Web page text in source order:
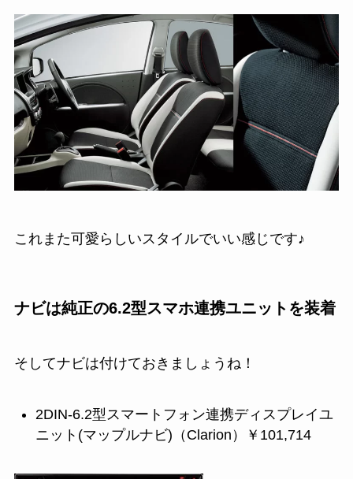
これまた可愛らしいスタイルでいい感じです♪
ナビは純正の6.2型スマホ連携ユニットを装着
そしてナビは付けておきましょうね！
2DIN-6.2型スマートフォン連携ディスプレイユ
ニット(マップルナビ)（Clarion）￥101,714